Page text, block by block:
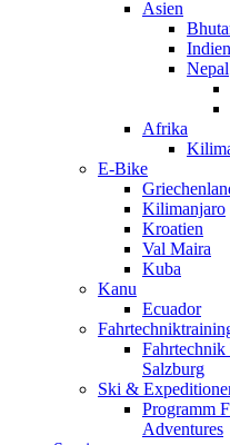
Asien
Nepal
Afrika
E-Bike
Kilimanjaro
Kroatien
Val Maira
Kuba
Kanu
Ecuador
Salzburg
Ski &
Programm
Adventures